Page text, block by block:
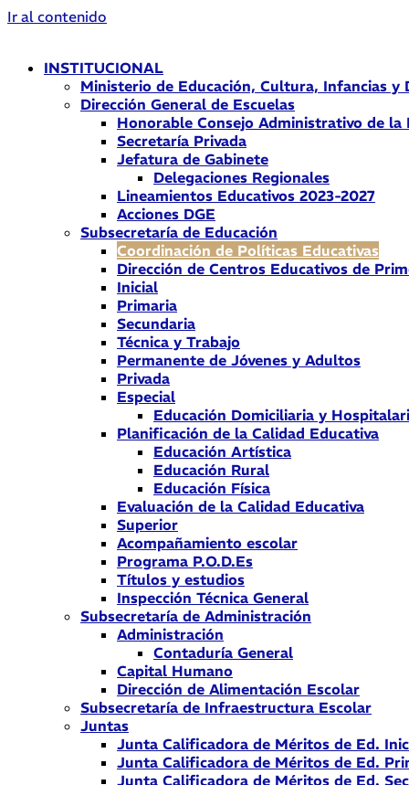
Ir al contenido
INSTITUCIONAL
Ministerio de Educación, Cultura, Infancias y
Dirección General de Escuelas
Honorable Consejo Administrativo de la
Secretaría Privada
Jefatura de Gabinete
Delegaciones Regionales
Lineamientos Educativos 2023-2027
Acciones DGE
Subsecretaría de Educación
Coordinación de Políticas Educativas
Dirección de Centros Educativos de
Inicial
Primaria
Secundaria
Técnica y Trabajo
Permanente de Jóvenes y Adultos
Privada
Especial
Educación Domiciliaria y
Planificación de la Calidad Educativa
Educación Artística
Educación Rural
Educación Física
Evaluación de la Calidad Educativa
Superior
Acompañamiento escolar
Programa P.O.D.Es
Títulos y estudios
Inspección Técnica General
Subsecretaría de Administración
Administración
Contaduría General
Capital Humano
Dirección de Alimentación Escolar
Subsecretaría de Infraestructura Escolar
Juntas
Junta Calificadora de Méritos de Ed.
Junta Calificadora de Méritos de Ed.
Junta Calificadora de Méritos de Ed.